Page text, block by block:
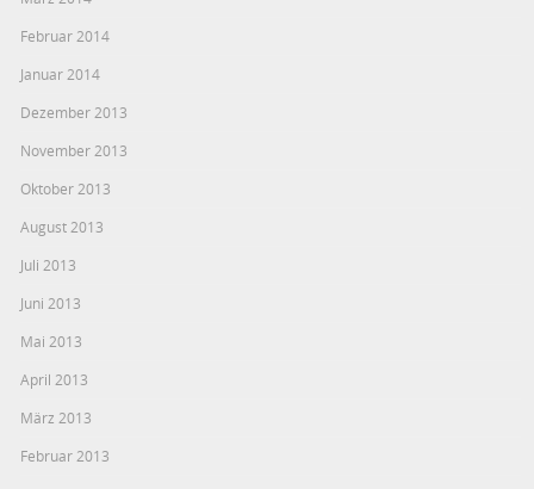
Februar 2014
Januar 2014
Dezember 2013
November 2013
Oktober 2013
August 2013
Juli 2013
Juni 2013
Mai 2013
April 2013
März 2013
Februar 2013